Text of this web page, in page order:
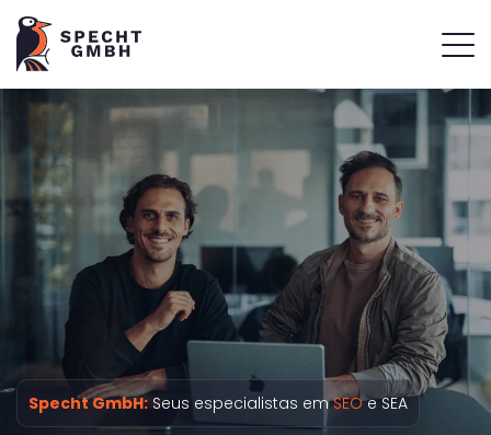
Specht GmbH: Seus especialistas emSEOe SEA